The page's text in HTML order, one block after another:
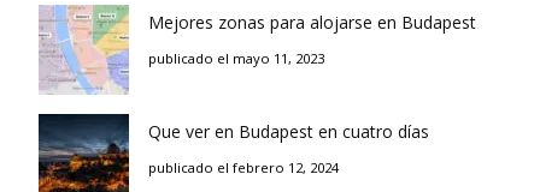
Mejores zonas para alojarse en Budapest
publicado el mayo 11, 2023
Que ver en Budapest en cuatro días
publicado el febrero 12, 2024